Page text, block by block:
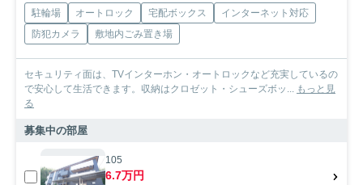
駐輪場 オートロック 宅配ボックス
インターネット対応
防犯カメラ
敷地内ごみ置き場
セキュリティ面は、TVインターホン・オートロックなど充実しているの
で安心して生活できます。収納はクロゼット・シューズボッ... もっと見
る
募集中の部屋
105
6.7万円